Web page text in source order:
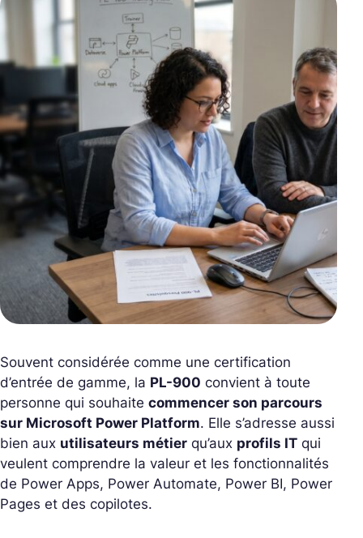
Souvent considérée comme une certification
d’entrée de gamme, la PL-900 convient à toute
personne qui souhaite commencer son parcours
sur Microsoft Power Platform. Elle s’adresse aussi
bien aux utilisateurs métier qu’aux profils IT qui
veulent comprendre la valeur et les fonctionnalités
de Power Apps, Power Automate, Power BI, Power
Pages et des copilotes.